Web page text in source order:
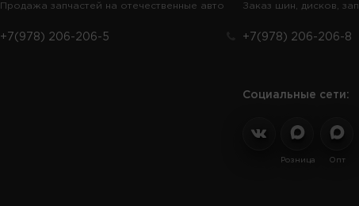
Продажа запчастей на отечественные авто
+7(978) 206-206-5
Заказ шин, дисков,
+7(978) 206-206-8
Социальные сети:
Розница Опт